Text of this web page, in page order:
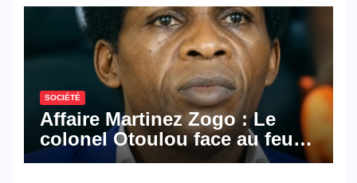
SOCIÉTÉ
Affaire Martinez Zogo : Le
colonel Otoulou face au feu
croisé des avocats de la